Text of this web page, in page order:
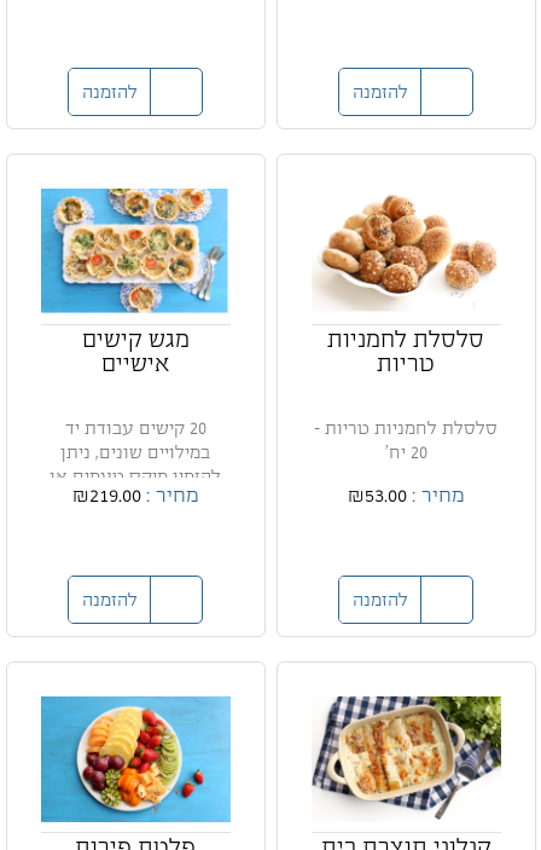
להזמנה להזמנה
סלסלת לחמניות
טריות
סלסלת לחמניות טריות -
20 יח'
מחיר :₪53.00
להזמנה
מגש קישים
אישיים
20 קישים עבודת יד
במילויים שונים, ניתן
להזמין מיקס טעמים או
מגשי...מחיר :₪219.00
להזמנה